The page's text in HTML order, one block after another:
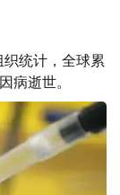
统计，全球累
病逝世。